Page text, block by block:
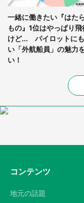
一緒に働きたい『はた
もの』1位はやっぱり
けど... パイロットに
い「外航船員」の魅力
い！
コンテンツ
地元の話題